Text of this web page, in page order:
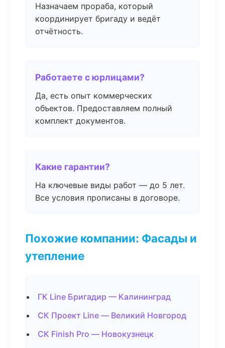
Назначаем прораба, который
координирует бригаду и ведёт
отчётность.
Работаете с юрлицами?
Да, есть опыт коммерческих
объектов. Предоставляем полный
комплект документов.
Какие гарантии?
На ключевые виды работ — до 5 лет.
Все условия прописаны в договоре.
Похожие компании: Фасады и
утепление
ГК Line Бригадир — Калининград
СК Проект Line — Великий Новгород
СК Finish Pro — Новокузнецк